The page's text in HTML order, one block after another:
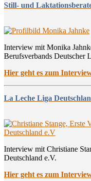
Still- und
Interview mit Monika
Berufsverbands Deutscher
Hier geht es zum
La Leche Liga
Interview mit Christiane
Deutschland e.V.
Hier geht es zum